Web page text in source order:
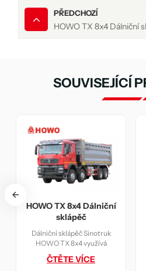
PŘEDCHOZÍ
HOWO TX 8x4 Dálniční
SOUVISEJÍCÍ
HOWO TX s
HOWO TX Cabin
upraven na základě
HOWO TX Cabin
3200 + 1400
VÍCE
HOWO TX
Dálniční
HOWO TX
vysoce
dobrým